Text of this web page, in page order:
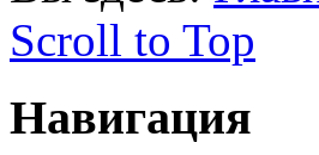
Scroll to Top
Навигация